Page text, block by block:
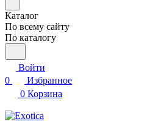
Каталог
По всему сайту
По каталогу
Войти
0
Избранное
0 Корзина